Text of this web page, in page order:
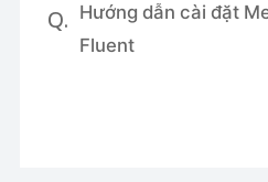
Q. Hướng dẫn cài đặt
Fluent